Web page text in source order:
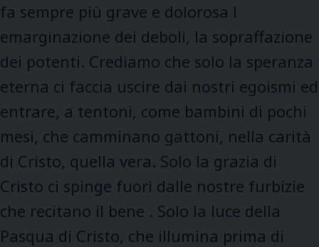
fa sempre più grave e dolorosa l
emarginazione dei deboli, la sopraffazione
dei potenti. Crediamo che solo la speranza
eterna ci faccia uscire dai nostri egoismi ed
entrare, a tentoni, come bambini di pochi
mesi, che camminano gattoni, nella carità
di Cristo, quella vera. Solo la grazia di
Cristo ci spinge fuori dalle nostre furbizie
che recitano il bene . Solo la luce della
Pasqua di Cristo, che illumina prima di